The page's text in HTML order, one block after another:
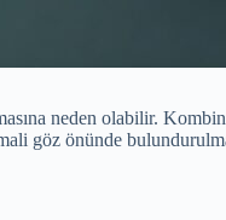
neden olabilir.
göz önünde